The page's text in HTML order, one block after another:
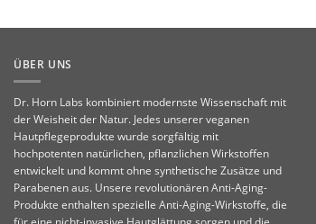
ÜBER UNS
Dr. Horn Labs kombiniert modernste Wissenschaft mit
der Weisheit der Natur. Jedes unserer veganen
Hautpflegeprodukte wurde sorgfältig mit
hochpotenten natürlichen, pflanzlichen Wirkstoffen
entwickelt und kommt ohne synthetische Zusätze und
Parabenen aus. Unsere revolutionären Anti-Aging-
Produkte enthalten spezielle Anti-Aging-Wirkstoffe, die